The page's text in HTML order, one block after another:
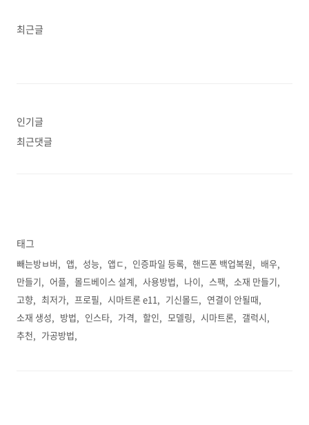
최근글
인기글
최근댓글
태그
빼는방ㅂ버 앱 성능 앱ㄷ 인증파일 등록 핸드폰 백업복원
배우
만들기
어플 몰드베이스 설계 사용방법 나이 스팩
소재 만들기
고향
최저가 프로필 시마트론 e11 기신몰드
연결이 안될때
소재 생성
방법 인스타 가격 할인 모델링 시마트론
갤럭시
추천
가공방법